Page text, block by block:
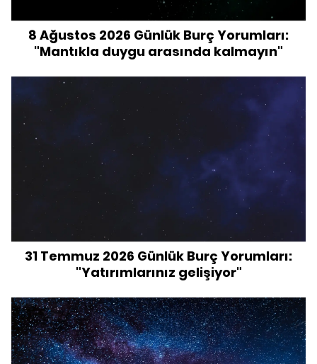
8 Ağustos 2026 Günlük Burç Yorumları:
"Mantıkla duygu arasında kalmayın"
31 Temmuz 2026 Günlük Burç Yorumları:
"Yatırımlarınız gelişiyor"